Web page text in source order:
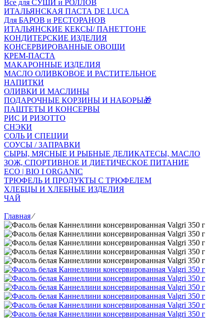
Все для СУШИ и РОЛЛОВ
ИТАЛЬЯНСКАЯ ПАСТА DE LUCA
Для БАРОВ и РЕСТОРАНОВ
ИТАЛЬЯНСКИЕ КЕКСЫ/ ПАНЕТТОНЕ
КОНДИТЕРСКИЕ ИЗДЕЛИЯ
КОНСЕРВИРОВАННЫЕ ОВОЩИ
КРЕМ-ПАСТА
МАКАРОННЫЕ ИЗДЕЛИЯ
МАСЛО ОЛИВКОВОЕ И РАСТИТЕЛЬНОЕ
НАПИТКИ
ОЛИВКИ И МАСЛИНЫ
ПОДАРОЧНЫЕ КОРЗИНЫ И НАБОРЫ🎁
ПАШТЕТЫ И КОНСЕРВЫ
РИС И РИЗОТТО
СНЭКИ
СОЛЬ И СПЕЦИИ
СОУСЫ / ЗАПРАВКИ
СЫРЫ, МЯСНЫЕ И РЫБНЫЕ ДЕЛИКАТЕСЫ, МАСЛО
ЗОЖ, СПОРТИВНОЕ И ДИЕТИЧЕСКОЕ ПИТАНИЕ
ECO | BIO I ORGANIC
ТРЮФЕЛЬ И ПРОДУКТЫ С ТРЮФЕЛЕМ
ХЛЕБЦЫ И ХЛЕБНЫЕ ИЗДЕЛИЯ
ЧАЙ
Главная⁄